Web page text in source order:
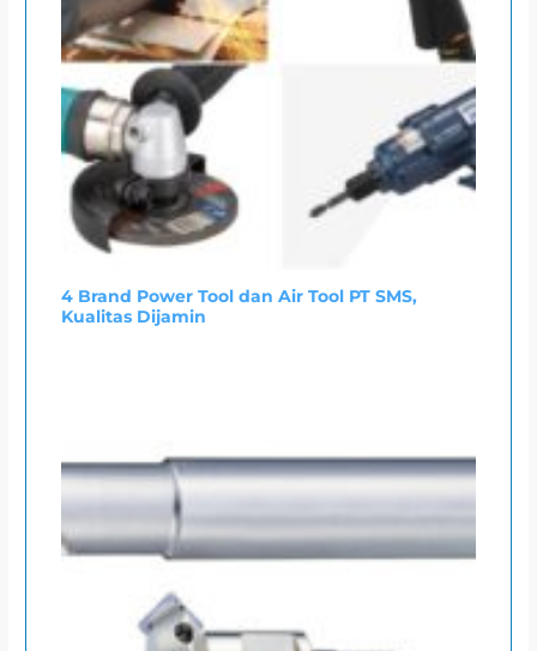
4 Brand Power Tool dan Air Tool PT SMS,
Kualitas Dijamin